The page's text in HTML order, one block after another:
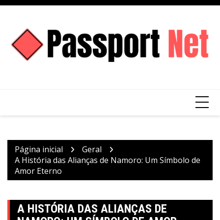
Ir
conteúdo
Página inicial
Geral
A História das Alianças de Namoro: Um Símbolo de
Amor Eterno
A HISTÓRIA DAS ALIANÇAS DE